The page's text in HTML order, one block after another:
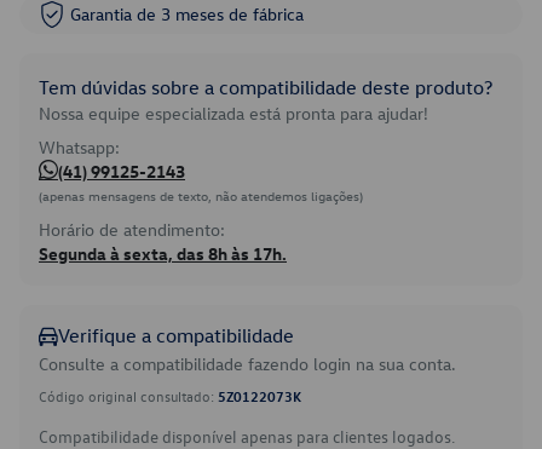
Garantia de 3 meses de fábrica
Tem dúvidas sobre a compatibilidade deste produto?
Nossa equipe especializada está pronta para ajudar!
Whatsapp:
(41) 99125-2143
(apenas mensagens de texto, não atendemos ligações)
Horário de atendimento:
Segunda à sexta, das 8h às 17h.
Verifique a compatibilidade
Consulte a compatibilidade fazendo login na sua conta.
Código original consultado: 5Z0122073K
Compatibilidade disponível apenas para clientes logados.